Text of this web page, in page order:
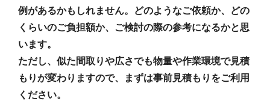
例があるかもしれません。どのようなご依頼か、どの
くらいのご負担額か、ご検討の際の参考になるかと思
います。
ただし、似た間取りや広さでも物量や作業環境で見積
もりが変わりますので、まずは事前見積もりをご利用
ください。